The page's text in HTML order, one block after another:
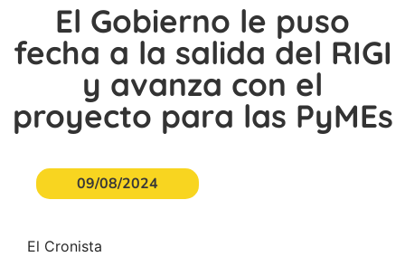
El Gobierno le puso
fecha a la salida del RIGI
y avanza con el
proyecto para las PyMEs
09/08/2024
El Cronista